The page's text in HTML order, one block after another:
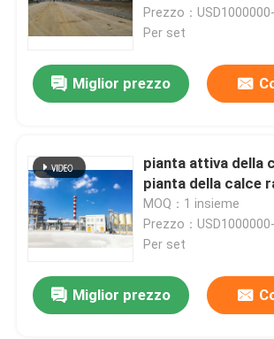
Prezzo：
Per set
Miglior prezzo
pianta attiva della
pianta della calce
MOQ：1 insieme
Prezzo：
Per set
Miglior prezzo